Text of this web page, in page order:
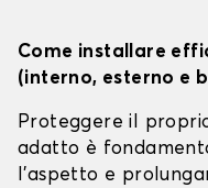
Come installare
(interno, esterno e
Proteggere il
adatto è
l'aspetto e